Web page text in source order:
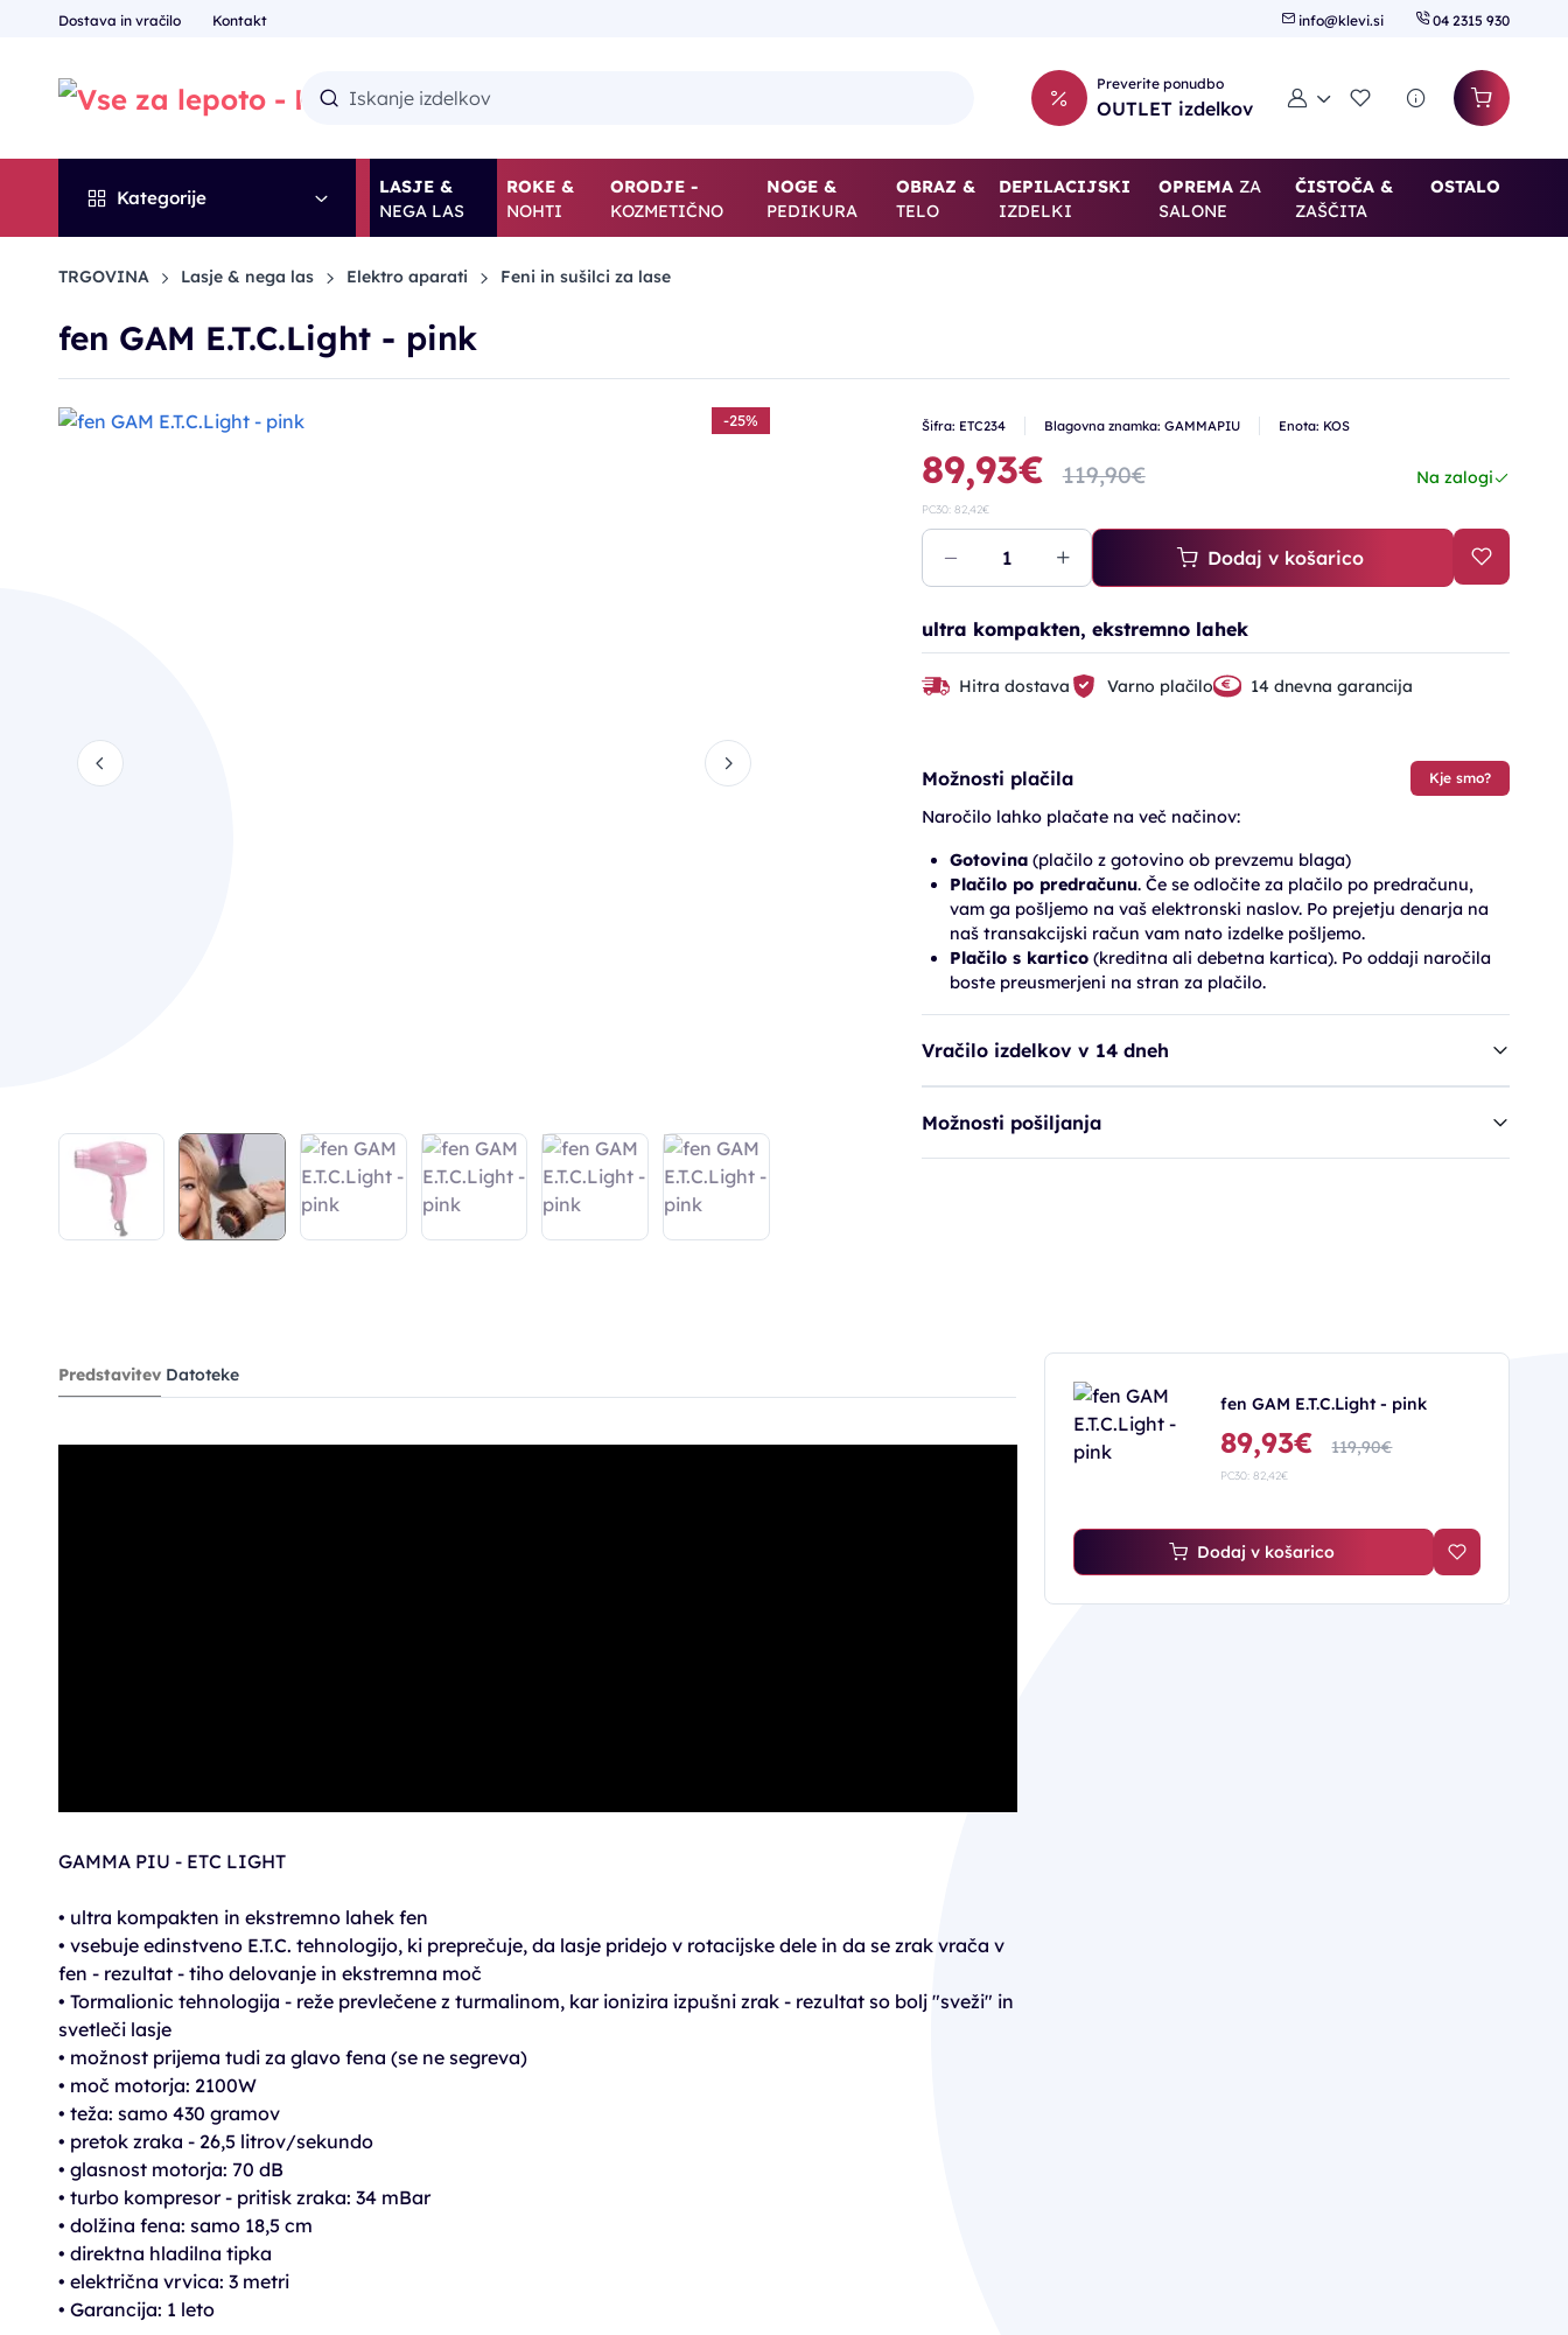
Dostava in vračilo Kontakt info@klevi.si 04 2315 930
Preverite ponudbo
OUTLET izdelkov Moj računSeznam želja
Kategorije
LASJE &
NEGA LAS
ROKE &
NOHTI
ORODJE -
KOZMETIČNO
NOGE &
PEDIKURA
OBRAZ &
TELO
DEPILACIJSKI
IZDELKI
OPREMAZA
SALONE
ČISTOČA &
ZAŠČITA
OSTALO
TRGOVINA Lasje & nega las Elektro aparati Feni in sušilci za lase
fen GAM E.T.C.Light - pink
-25% Šifra: ETC234 Blagovna znamka: GAMMAPIU Enota: KOS
89,93€ 119,90€ Na zalogi
PC30: 82,42€
Dodaj v košarico
ultra kompakten, ekstremno lahek
Hitra dostava Varno plačilo 14 dnevna garancija
Možnosti plačila Kje smo?
Naročilo lahko plačate na več načinov:
Gotovina(plačilo z gotovino ob prevzemu blaga)
Plačilo po predračunu. Če se odločite za plačilo po predračunu,
vam ga pošljemo na vaš elektronski naslov. Po prejetju denarja na
naš transakcijski račun vam nato izdelke pošljemo.
Plačilo s kartico(kreditna ali debetna kartica). Po oddaji naročila
boste preusmerjeni na stran za plačilo.
Vračilo izdelkov v 14 dneh
Možnosti pošiljanja
Predstavitev Datoteke
GAMMA PIU - ETC LIGHT
• ultra kompakten in ekstremno lahek fen
• vsebuje edinstveno E.T.C. tehnologijo, ki preprečuje, da lasje pridejo v rotacijske dele in da se zrak vrača v
fen - rezultat - tiho delovanje in ekstremna moč
• Tormalionic tehnologija - reže prevlečene z turmalinom, kar ionizira izpušni zrak - rezultat so bolj "sveži" in
svetleči lasje
• možnost prijema tudi za glavo fena (se ne segreva)
• moč motorja: 2100W
• teža: samo 430 gramov
• pretok zraka - 26,5 litrov/sekundo
• glasnost motorja: 70 dB
• turbo kompresor - pritisk zraka: 34 mBar
• dolžina fena: samo 18,5 cm
• direktna hladilna tipka
• električna vrvica: 3 metri
• Garancija: 1 leto
fen GAM E.T.C.Light - pink
89,93€ 119,90€
PC30: 82,42€
Dodaj v košarico